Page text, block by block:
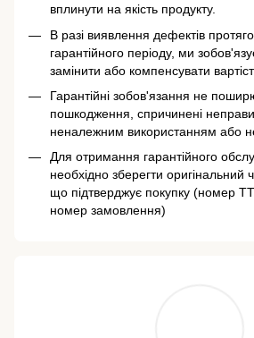
вплинути на якість продукту.
В разі виявлення дефектів
гарантійного періоду, ми
замінити або компенсувати
Гарантійні зобов'язання не
пошкодження, спричинені
неналежним використанням або
Для отримання гарантійного
необхідно зберегти оригінальний
що підтверджує покупку (номер
номер замовлення)